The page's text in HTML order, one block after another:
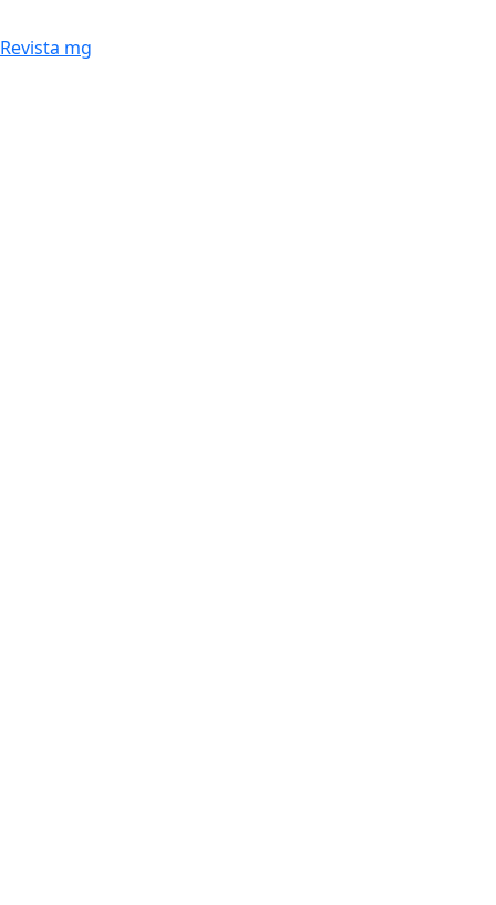
Revista mg